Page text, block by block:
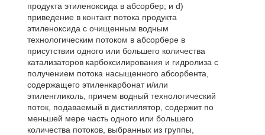
продукта этиленоксида в абсорбер; и d)
приведение в контакт потока продукта
этиленоксида с очищенным водным
технологическим потоком в абсорбере в
присутствии одного или большего количества
катализаторов карбоксилирования и гидролиза с
получением потока насыщенного абсорбента,
содержащего этиленкарбонат и/или
этиленгликоль, причем водный технологический
поток, подаваемый в дистиллятор, содержит по
меньшей мере часть одного или большего
количества потоков, выбранных из группы,